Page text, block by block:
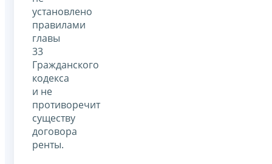
установлено
правилами
главы
33
Гражданского
кодекса
и не
противоречит
существу
договора
ренты.